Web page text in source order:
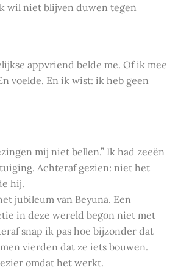
wil niet blijven duwen tegen
appvriend belde me. Of ik mee
voelde. En ik wist: ik heb geen
mij niet bellen.” Ik had zeeën
Achteraf gezien: niet het
hij.
jubileum van Beyuna. Een
in deze wereld begon niet met
snap ik pas hoe bijzonder dat
vierden dat ze iets bouwen.
omdat het werkt.